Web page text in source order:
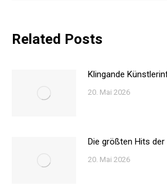
Related Posts
Klingande
20. Mai 2026
Die größten Hits der
20. Mai 2026